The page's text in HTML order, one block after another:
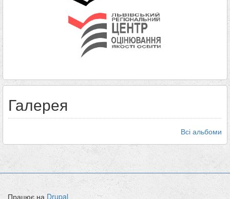
Галерея
Всі альбоми
Працює на Drupal